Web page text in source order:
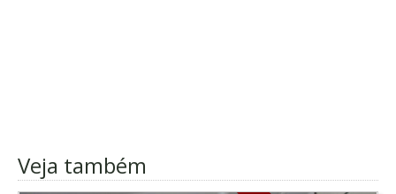
Veja também